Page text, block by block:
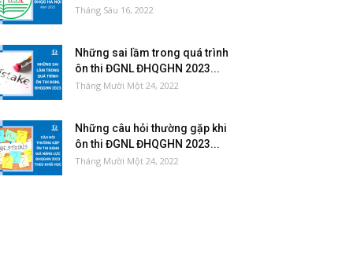
Tháng Sáu 16, 2022
Những sai lầm trong quá trình
ôn thi ĐGNL ĐHQGHN 2023...
Tháng Mười Một 24, 2022
Những câu hỏi thường gặp khi
ôn thi ĐGNL ĐHQGHN 2023...
Tháng Mười Một 24, 2022